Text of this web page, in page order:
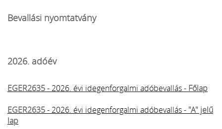
Bevallási nyomtatvány
2026. adóév
EGER2635- 2026. évi idegenforgalmi adóbevallás - Főlap
EGER2635- 2026. évi idegenforgalmi adóbevallás - "A" jelű
lap